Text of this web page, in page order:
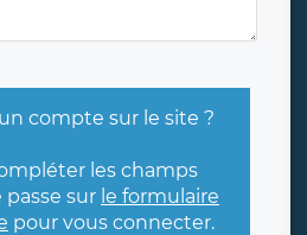
compte sur le site ?
les champs
sur le formulaire
pour vous connecter.